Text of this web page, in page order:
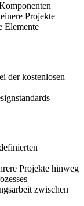
Projekte
Elemente
der kostenlosen
Projekte hinweg
zwischen